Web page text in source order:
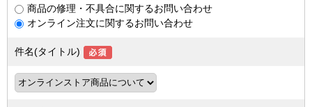
商品の修理・不具合に関するお問い合わせ
オンライン注文に関するお問い合わせ
件名(タイトル)